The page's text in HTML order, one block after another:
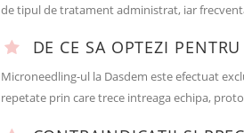
de tipul de tratament administrat, iar
DE CE SA OPTEZI
Microneedling-ul la Dasdem este efectuat
repetate prin care trece intreaga echipa,